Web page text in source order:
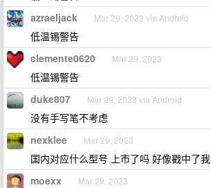
azraeljack Mar 29, 2023 via Android
低温锡警告
clemente0620 Mar 29, 2023
低温锡警告
duke807 Mar 29, 2023 via Android
没有手写笔不考虑
nexklee Mar 29, 2023
国内对应什么型号 上市了吗 好像戳中了我
moexx Mar 29, 2023